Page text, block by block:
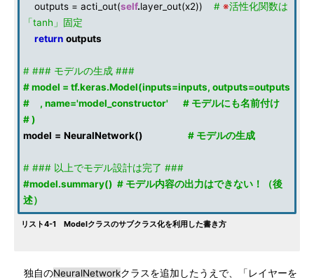
outputs = acti_out(self.layer_out(x2)) # ※活性化関数は
「tanh」固定
return outputs
# ### モデルの生成 ###
# model = tf.keras.Model(inputs=inputs, outputs=outputs
# , name='model_constructor' # モデルにも名前付け
# )
model = NeuralNetwork() # モデルの生成
# ### 以上でモデル設計は完了 ###
#model.summary() # モデル内容の出力はできない！（後
述）
リスト4-1 Modelクラスのサブクラス化を利用した書き方
独自のNeuralNetworkクラスを追加したうえで、「レイヤーを